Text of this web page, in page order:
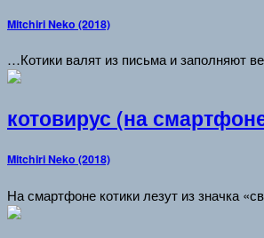
Mitchiri Neko (2018)
…Котики валят из письма и заполняют
котовирус (на
Mitchiri Neko (2018)
На смартфоне котики лезут из значка